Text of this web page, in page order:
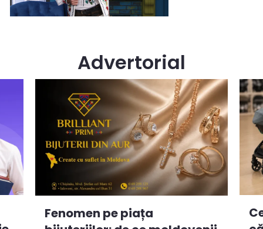
Advertorial
Fenomen pe piața